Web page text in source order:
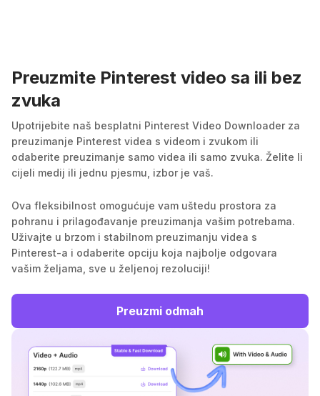
Preuzmite Pinterest video sa ili bez
zvuka
Upotrijebite naš besplatni Pinterest Video Downloader za
preuzimanje Pinterest videa s videom i zvukom ili
odaberite preuzimanje samo videa ili samo zvuka. Želite li
cijeli medij ili jednu pjesmu, izbor je vaš.
Ova fleksibilnost omogućuje vam uštedu prostora za
pohranu i prilagođavanje preuzimanja vašim potrebama.
Uživajte u brzom i stabilnom preuzimanju videa s
Pinterest-a i odaberite opciju koja najbolje odgovara
vašim željama, sve u željenoj rezoluciji!
Preuzmi odmah